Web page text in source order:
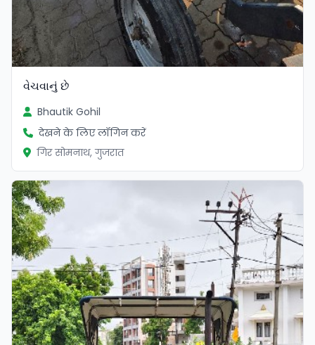
વેચવાનું છે
Bhautik Gohil
देखने के लिए लॉगिन करें
गिर सोमनाथ, गुजरात